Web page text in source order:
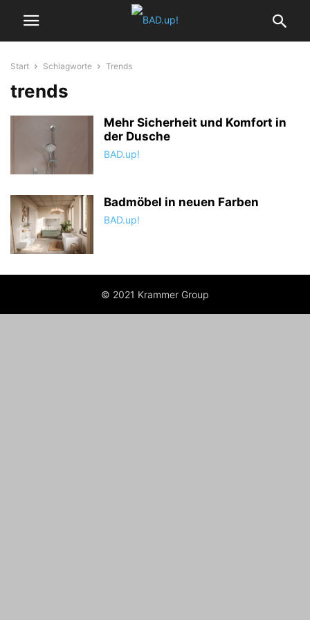
Start Schlagworte Trends
trends
Mehr Sicherheit und Komfort in
der Dusche
BAD.up!
Badmöbel in neuen Farben
BAD.up!
© 2021 Krammer Group